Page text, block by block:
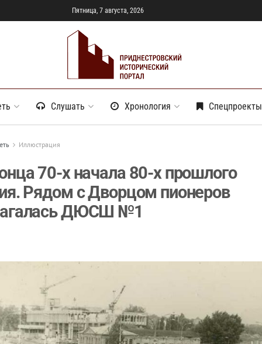
Пятница, 7 августа, 2026
Слушать Хронология Спецпроекты
Иллюстрация
70-х начала 80-х прошлого
Рядом с Дворцом пионеров
ДЮСШ №1